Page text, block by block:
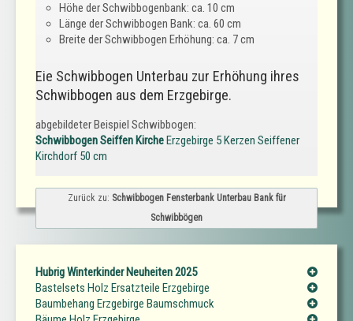
Höhe der Schwibbogenbank: ca. 10 cm
Länge der Schwibbogen Bank: ca. 60 cm
Breite der Schwibbogen Erhöhung: ca. 7 cm
Eie Schwibbogen Unterbau zur Erhöhung ihres
Schwibbogen aus dem Erzgebirge.
abgebildeter Beispiel Schwibbogen:
Schwibbogen Seiffen KircheErzgebirge 5 Kerzen Seiffener
Kirchdorf 50 cm
Zurück zu: Schwibbogen Fensterbank Unterbau Bank für
Schwibbögen
Hubrig Winterkinder Neuheiten 2025
Bastelsets Holz Ersatzteile Erzgebirge
Baumbehang Erzgebirge Baumschmuck